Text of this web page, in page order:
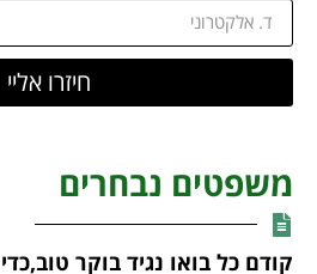
חיזרו אליי
משפטים נבחרים
קודם כל בואו נגיד בוקר